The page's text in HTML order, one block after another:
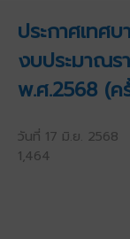
ประกาศเทศ
งบประมาณร
พ.ศ.2568 (ค
วันที่ 17 มิ.ย.
1,464